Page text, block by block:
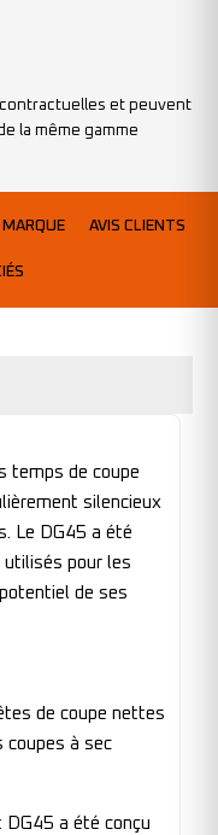
et peuvent
la même gamme
MARQUE AVIS CLIENTS
temps de coupe
silencieux
Le DG45 a été
utilisés pour les
de ses
de coupe nettes
coupes à sec
DG45 a été conçu